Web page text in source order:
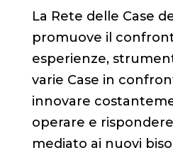
La Rete delle Case
promuove il
esperienze,
varie Case in
innovare
operare e
mediato ai nuovi